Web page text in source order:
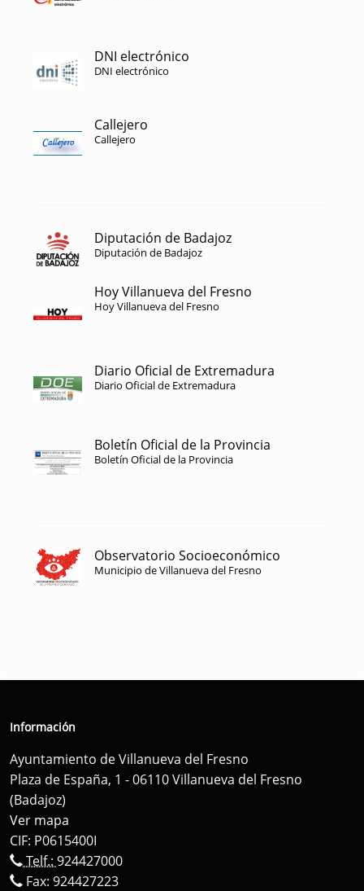
DNI electrónico
DNI electrónico
Callejero
Callejero
Diputación de Badajoz
Diputación de Badajoz
Hoy Villanueva del Fresno
Hoy Villanueva del Fresno
Diario Oficial de Extremadura
Diario Oficial de Extremadura
Boletín Oficial de la Provincia
Boletín Oficial de la Provincia
Observatorio Socioeconómico
Municipio de Villanueva del Fresno
Información
Ayuntamiento de Villanueva del Fresno
Plaza de España, 1 - 06110 Villanueva del Fresno
(Badajoz)
Ver mapa
CIF: P0615400I
Telf.: 924427000
Fax: 924427223